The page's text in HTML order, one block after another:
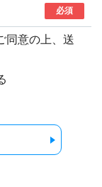
必須
同意の上、送